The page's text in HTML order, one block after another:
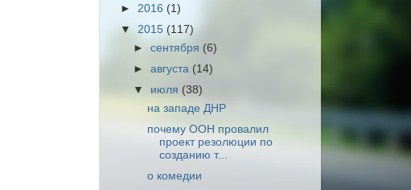
► 2016 (1)
▼ 2015 (117)
►сентября (6)
►августа (14)
▼ июля (38)
на западе ДНР
почему ООН провалил
проект резолюции по
созданию т...
о комедии